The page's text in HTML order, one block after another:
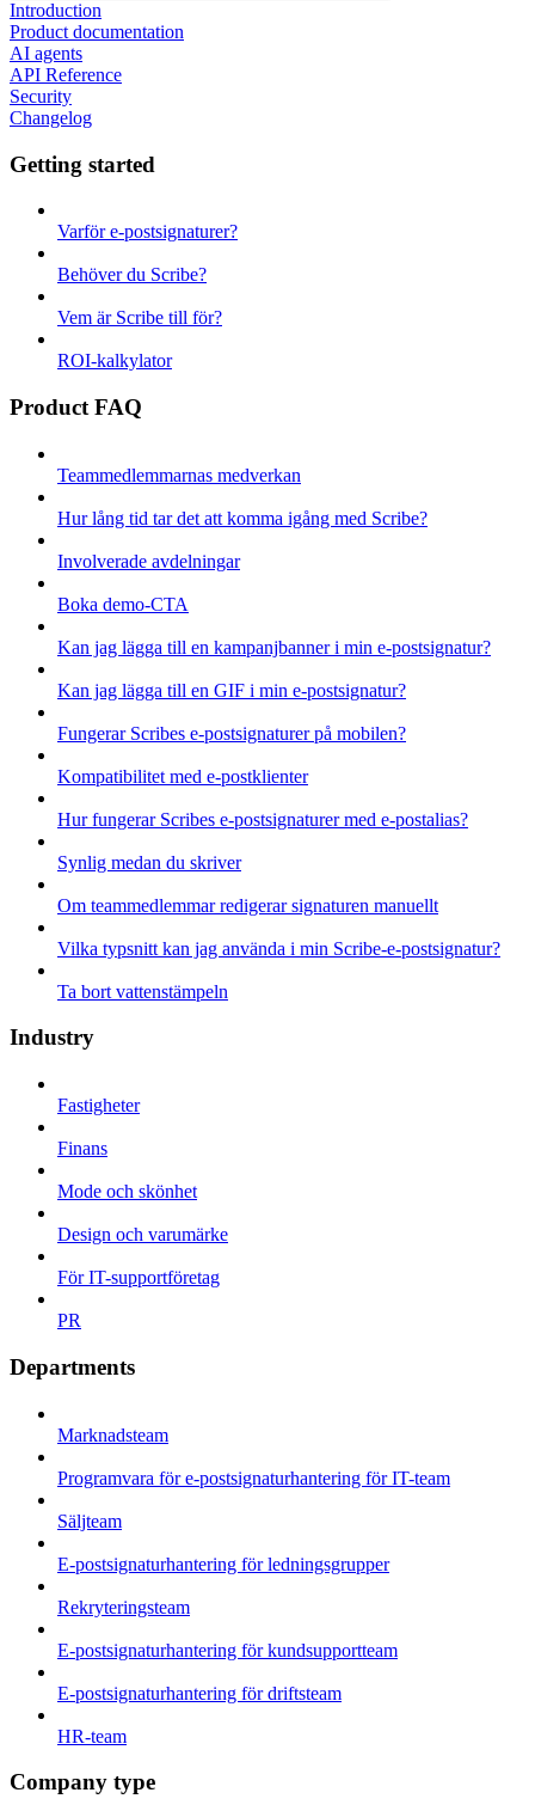
Introduction
Product documentation
AI agents
API Reference
Security
Changelog
Getting started
Varför e-postsignaturer?
Behöver du Scribe?
Vem är Scribe till för?
ROI-kalkylator
Product FAQ
Teammedlemmarnas medverkan
Hur lång tid tar det att komma igång med Scribe?
Involverade avdelningar
Boka demo-CTA
Kan jag lägga till en kampanjbanner i min e-postsignatur?
Kan jag lägga till en GIF i min e-postsignatur?
Fungerar Scribes e-postsignaturer på mobilen?
Kompatibilitet med e-postklienter
Hur fungerar Scribes e-postsignaturer med e-postalias?
Synlig medan du skriver
Om teammedlemmar redigerar signaturen manuellt
Vilka typsnitt kan jag använda i min Scribe-e-postsignatur?
Ta bort vattenstämpeln
Industry
Fastigheter
Finans
Mode och skönhet
Design och varumärke
För IT-supportföretag
PR
Departments
Marknadsteam
Programvara för e-postsignaturhantering för IT-team
Säljteam
E-postsignaturhantering för ledningsgrupper
Rekryteringsteam
E-postsignaturhantering för kundsupportteam
E-postsignaturhantering för driftsteam
HR-team
Company type